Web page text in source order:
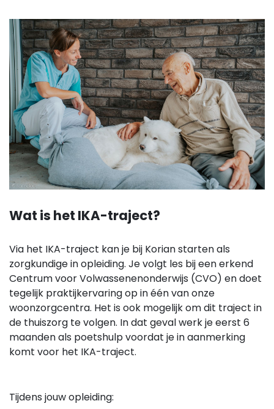
Wat is het IKA-traject?
Via het IKA-traject kan je bij Korian starten als
zorgkundige in opleiding. Je volgt les bij een erkend
Centrum voor Volwassenenonderwijs (CVO) en doet
tegelijk praktijkervaring op in één van onze
woonzorgcentra. Het is ook mogelijk om dit traject in
de thuiszorg te volgen. In dat geval werk je eerst 6
maanden als poetshulp voordat je in aanmerking
komt voor het IKA-traject.
Tijdens jouw opleiding: